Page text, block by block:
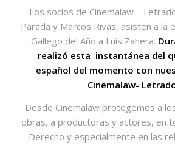
Los socios de Cinemalaw –
Parada y Marcos Rivas, asisten a la
Gallego del Año a Luis Zahera.
realizó esta instantánea del
español del momento con
Cinemalaw-
Desde Cinemalaw protegemos a
obras, a productoras y actores, en
Derecho y especialmente en las